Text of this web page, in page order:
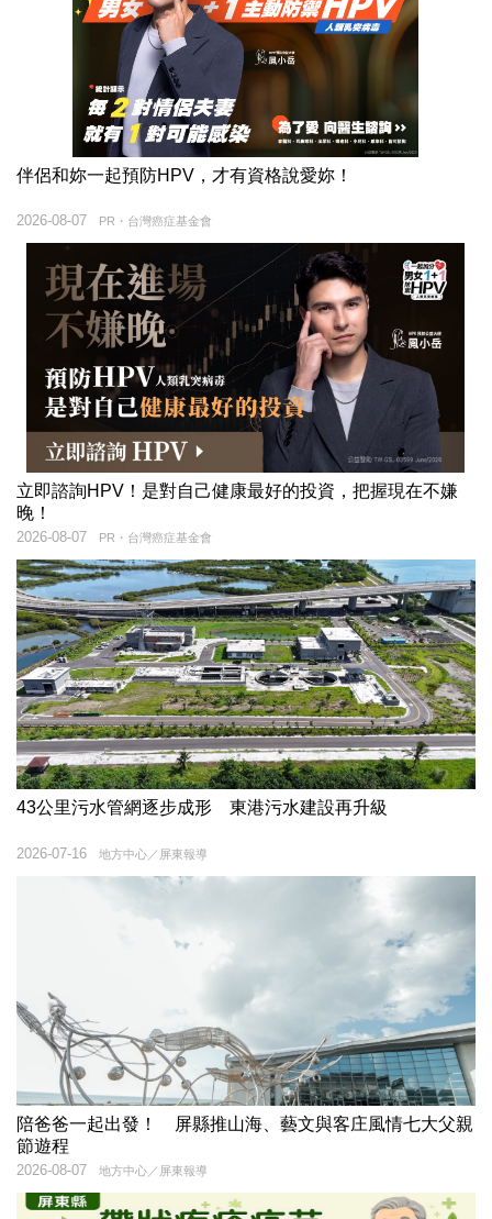
伴侶和妳一起預防HPV，才有資格說愛妳！
PR・台灣癌症基金會
2026-08-07
立即諮詢HPV！是對自己健康最好的投資，把握現在不嫌
晚！
PR・台灣癌症基金會
2026-08-07
43公里污水管網逐步成形 東港污水建設再升級
地方中心／屏東報導
2026-07-16
陪爸爸一起出發！ 屏縣推山海、藝文與客庄風情七大父親
節遊程
地方中心／屏東報導
2026-08-07